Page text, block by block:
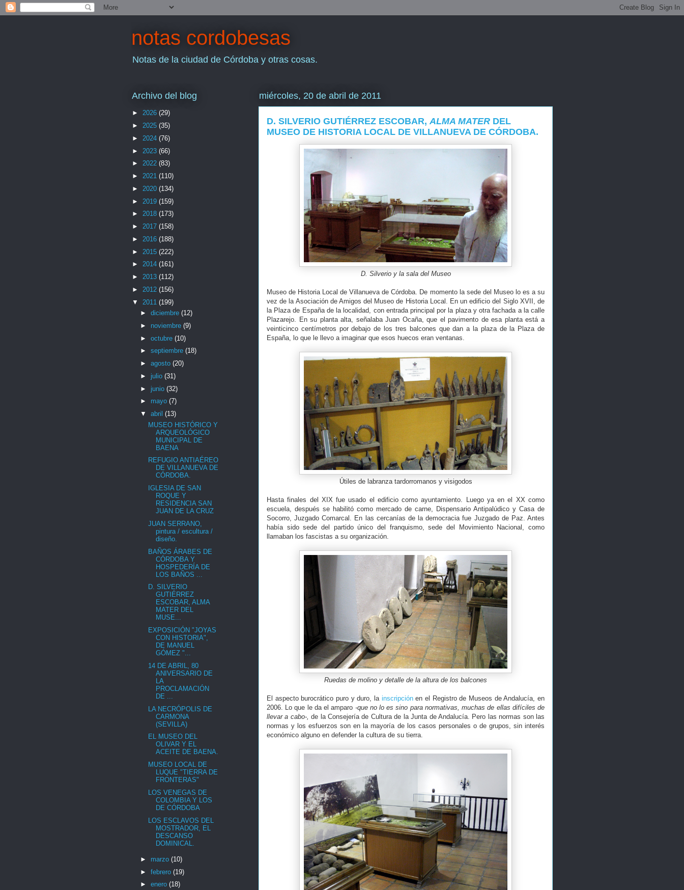
notas cordobesas
Notas de la ciudad de Córdoba y otras cosas.
miércoles, 20 de abril de 2011
D. SILVERIO GUTIÉRREZ ESCOBAR,ALMA MATER DEL
MUSEO DE HISTORIA LOCAL DE VILLANUEVA DE CÓRDOBA.
D. Silverio y la sala del Museo
Museo de Historia Local de Villanueva de Córdoba. De momento la sede del Museo lo es a su
vez de la Asociación de Amigos del Museo de Historia Local. En un edificio del Siglo XVII, de
la Plaza de España de la localidad, con entrada principal por la plaza y otra fachada a la calle
Plazarejo. En su planta alta, señalaba Juan Ocaña, que el pavimento de esa planta está a
veinticinco centímetros por debajo de los tres balcones que dan a la plaza de la Plaza de
España, lo que le llevo a imaginar que esos huecos eran ventanas.
Útiles de labranza tardorromanos y visigodos
Hasta finales del XIX fue usado el edificio como ayuntamiento. Luego ya en el XX como
escuela, después se habilitó como mercado de carne, Dispensario Antipalúdico y Casa de
Socorro, Juzgado Comarcal. En las cercanías de la democracia fue Juzgado de Paz. Antes
había sido sede del partido único del franquismo, sede del Movimiento Nacional, como
llamaban los fascistas a su organización.
Ruedas de molino y detalle de la altura de los balcones
El aspecto burocrático puro y duro, la inscripciónen el Registro de Museos de Andalucía, en
2006. Lo que le da el amparo -que no lo es sino para normativas, muchas de ellas difíciles de
llevar a cabo-, de la Consejería de Cultura de la Junta de Andalucía. Pero las normas son las
normas y los esfuerzos son en la mayoría de los casos personales o de grupos, sin interés
económico alguno en defender la cultura de su tierra.
Archivo del blog
► 2026 (29)
► 2025 (35)
► 2024 (76)
► 2023 (66)
► 2022 (83)
► 2021 (110)
► 2020 (134)
► 2019 (159)
► 2018 (173)
► 2017 (158)
► 2016 (188)
► 2015 (222)
► 2014 (161)
► 2013 (112)
► 2012 (156)
▼ 2011 (199)
► diciembre (12)
► noviembre (9)
► octubre (10)
► septiembre (18)
► agosto (20)
► julio (31)
► junio (32)
► mayo (7)
▼ abril (13)
MUSEO HISTÓRICO Y
ARQUEOLÓGICO
MUNICIPAL DE
BAENA
REFUGIO ANTIAÉREO
DE VILLANUEVA DE
CÓRDOBA.
IGLESIA DE SAN
ROQUE Y
RESIDENCIA SAN
JUAN DE LA CRUZ
JUAN SERRANO,
pintura / escultura /
diseño.
BAÑOS ÁRABES DE
CÓRDOBA Y
HOSPEDERÍA DE
LOS BAÑOS ...
D. SILVERIO
GUTIÉRREZ
ESCOBAR, ALMA
MATER DEL
MUSE...
EXPOSICIÓN "JOYAS
CON HISTORIA",
DE MANUEL
GÓMEZ "...
14 DE ABRIL, 80
ANIVERSARIO DE
LA
PROCLAMACIÓN
DE ...
LA NECRÓPOLIS DE
CARMONA
(SEVILLA)
EL MUSEO DEL
OLIVAR Y EL
ACEITE DE BAENA.
MUSEO LOCAL DE
LUQUE "TIERRA DE
FRONTERAS"
LOS VENEGAS DE
COLOMBIA Y LOS
DE CÓRDOBA
LOS ESCLAVOS DEL
MOSTRADOR, EL
DESCANSO
DOMINICAL.
► marzo (10)
► febrero (19)
► enero (18)